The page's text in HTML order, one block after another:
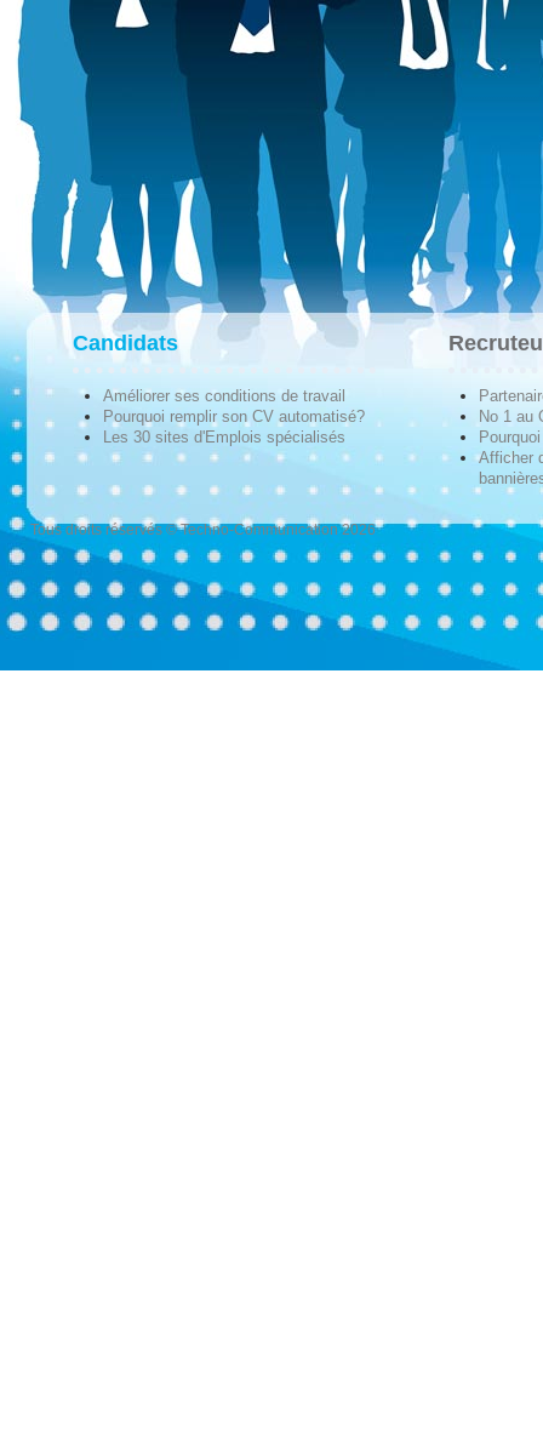
Candidats
Améliorer ses conditions de travail
Pourquoi remplir son CV automatisé?
Les 30 sites d'Emplois spécialisés
No 1 au
Afficher
Tous droits réservés © Techno-Communication 2026